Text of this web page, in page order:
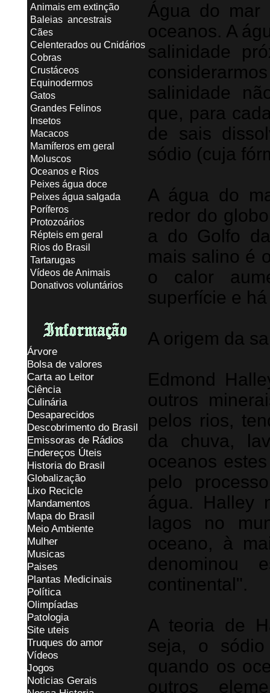
Animais em extinção
Baleias ancestrais
Cães
Celenterados ou Cnidários
Cobras
Crustáceos
Equinodermos
Gatos
Grandes Felinos
Insetos
Macacos
Mamíferos em geral
Moluscos
Oceanos e Rios
Peixes água doce
Peixes água salgada
Poríferos
Protozoários
Répteis em geral
Rios do Brasil
Tartarugas
Vídeos de Animais
Donativos voluntários
Árvore
Bolsa de valores
Carta ao Leitor
Ciência
Culinária
Desaparecidos
Descobrimento do Brasil
Emissoras de Rádios
Endereços Úteis
Historia do Brasil
Globalização
Lixo Recicle
Mandamentos
Mapa do Brasil
Meio Ambiente
Mulher
Musicas
Paises
Plantas Medicinais
Política
Olimpíadas
Patologia
Site uteis
Truques do amor
Vídeos
Jogos
Noticias Gerais
Água do mar
oceanos. A
salinidade
salinidade
que, para
de sais
sódio (cuja
A água do
redor do
a do Golfo
mais salino é
o calor
superfície e
A origem da
Edmond
outros
pelos rios,
da chuva,
oceanos
pelo
água. Halley
lagos no
oceano, à
denominou
continental".
A teoria de
seja, o
quando os
outros